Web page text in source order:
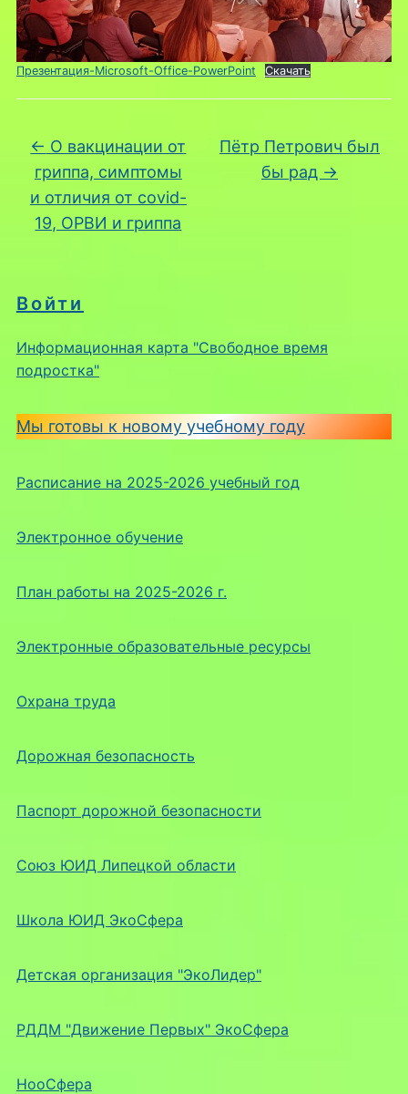
Войти
Информационная карта "Свободное время
подростка"
Мы готовы к новому учебному году
Расписание на 2025-2026 учебный год
Электронное обучение
План работы на 2025-2026 г.
Электронные образовательные ресурсы
Охрана труда
Дорожная безопасность
Паспорт дорожной безопасности
Союз ЮИД Липецкой области
Школа ЮИД ЭкоСфера
Детская организация "ЭкоЛидер"
РДДМ "Движение Первых" ЭкоСфера
НооСфера
Презентация-Microsoft-Office-PowerPoint Скачать
← О вакцинации от
гриппа, симптомы
и отличия от covid-
19, ОРВИ и гриппа
Пётр Петрович был
бы рад →